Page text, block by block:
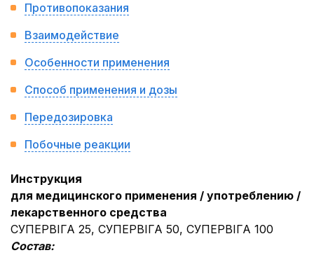
Противопоказания
Взаимодействие
Особенности применения
Способ применения и дозы
Передозировка
Побочные реакции
Инструкция
для медицинского применения / употреблению /
лекарственного средства
СУПЕРВІГА 25, СУПЕРВІГА 50, СУПЕРВІГА 100
Состав: